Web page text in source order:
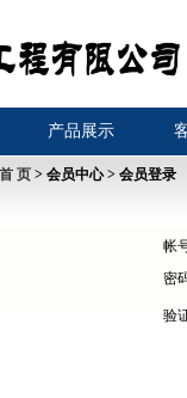
产品展示
首 页 > 会员中心 > 会员登录
帐
密
验